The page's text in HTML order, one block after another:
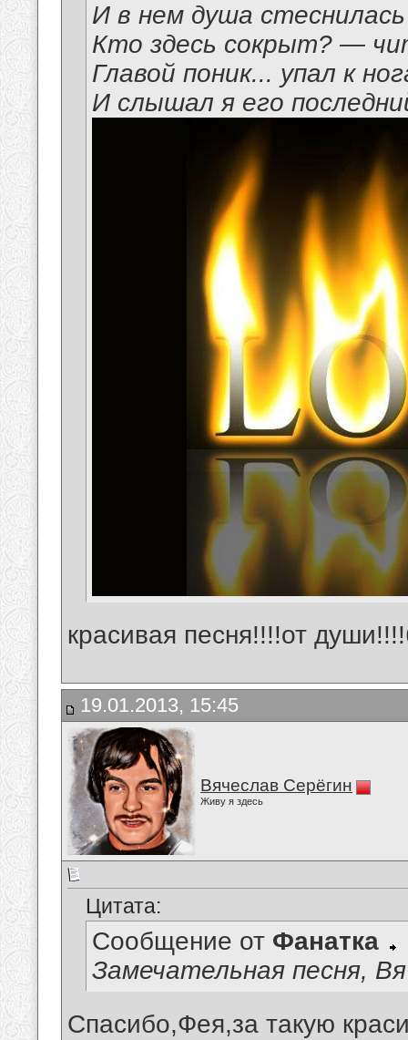
И в нем душа
Кто здесь сокрыт? —
Главой поник... упал к
И слышал я его
красивая песня!!!!от
19.01.2013, 15:45
Вячеслав Серёгин
Живу я здесь
Цитата:
Сообщение от Фанатка
Замечательная песня,
Спасибо,Фея,за такую